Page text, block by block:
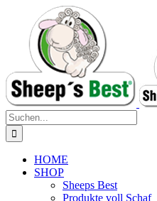
springen
Suche
nach:
HOME
SHOP
Sheeps Best
Produkte voll Schaf